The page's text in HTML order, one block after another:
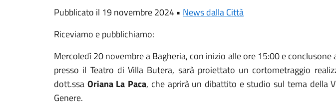
Pubblicato il 19 novembre 2024 • News dalla Città
Riceviamo e pubblichiamo:
Mercoledì 20 novembre a Bagheria, con inizio alle ore 15:00 e conclusone
presso il Teatro di Villa Butera, sarà proiettato un cortometraggio
dott.ssa Oriana La Paca, che aprirà un dibattito e studio sul tema della
Genere.